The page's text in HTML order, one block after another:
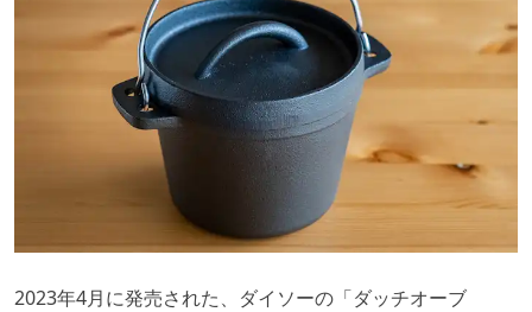
2023年4月に発売された、ダイソーの「ダッチオーブ